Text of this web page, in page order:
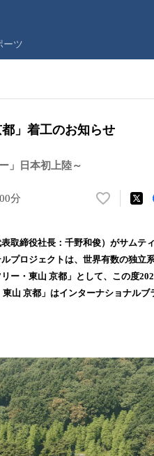
ーツ
」着工のお知らせ
」日本初上陸～
分
い
！
数
を
読
で
す
取締役社長：千野和俊）がサムテ
プロジェクトは、世界有数の独立
ー・東山 京都」として、この度
山 京都」はインターナショナルブ